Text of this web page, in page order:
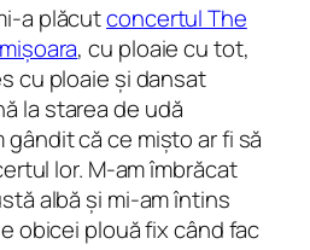
a plăcutconcertul The
, cu ploaie cu tot,
cu ploaie și dansat
la starea de udă
gândit că ce mișto ar fi să
lor. M-am îmbrăcat
albă și mi-am întins
obicei plouă fix când fac